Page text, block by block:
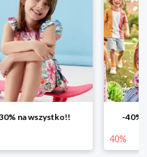
na wszystko!! -40%
40%